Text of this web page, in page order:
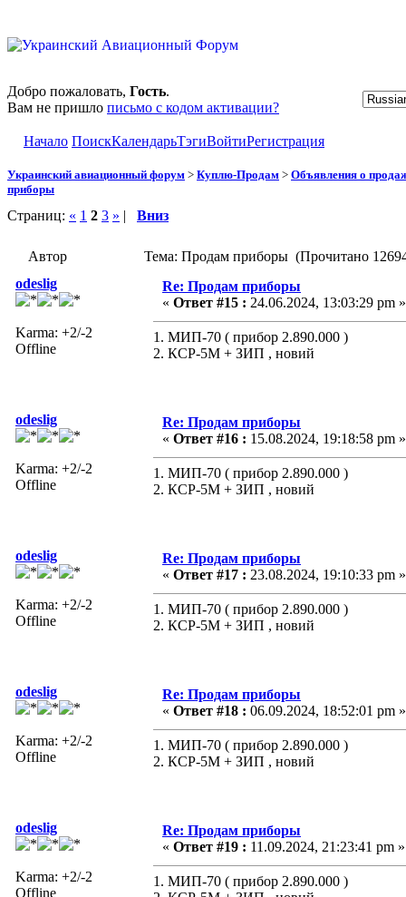
Добро пожаловать, Гость.
Вам не пришло письмо с кодом активации?
Начало ПоискКалендарьТэгиВойтиРегистрация
Украинский авиационный форум > Куплю-Продам > Объявления о
приборы
Страниц: « 1 2 3 » | Вниз
Автор
Тема: Продам приборы (Прочитано
odeslig
Karma: +2/-2
Offline
Re: Продам приборы
« Ответ #15 : 24.06.2024, 13:03:29 pm »
1. МИП-70 ( прибор 2.890.000 )
2. КСР-5М + ЗИП , новий
odeslig
Karma: +2/-2
Offline
Re: Продам приборы
« Ответ #16 : 15.08.2024, 19:18:58 pm »
1. МИП-70 ( прибор 2.890.000 )
2. КСР-5М + ЗИП , новий
odeslig
Karma: +2/-2
Offline
Re: Продам приборы
« Ответ #17 : 23.08.2024, 19:10:33 pm »
1. МИП-70 ( прибор 2.890.000 )
2. КСР-5М + ЗИП , новий
odeslig
Karma: +2/-2
Offline
Re: Продам приборы
« Ответ #18 : 06.09.2024, 18:52:01 pm »
1. МИП-70 ( прибор 2.890.000 )
2. КСР-5М + ЗИП , новий
odeslig
Karma: +2/-2
Offline
Re: Продам приборы
« Ответ #19 : 11.09.2024, 21:23:41 pm »
1. МИП-70 ( прибор 2.890.000 )